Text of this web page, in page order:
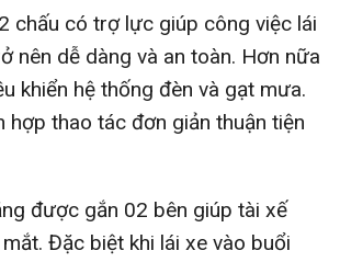
chấu có trợ lực giúp công việc lái
nên dễ dàng và an toàn. Hơn nữa
khiển hệ thống đèn và gạt mưa.
hợp thao tác đơn giản thuận tiện
được gắn 02 bên giúp tài xế
Đặc biệt khi lái xe vào buổi